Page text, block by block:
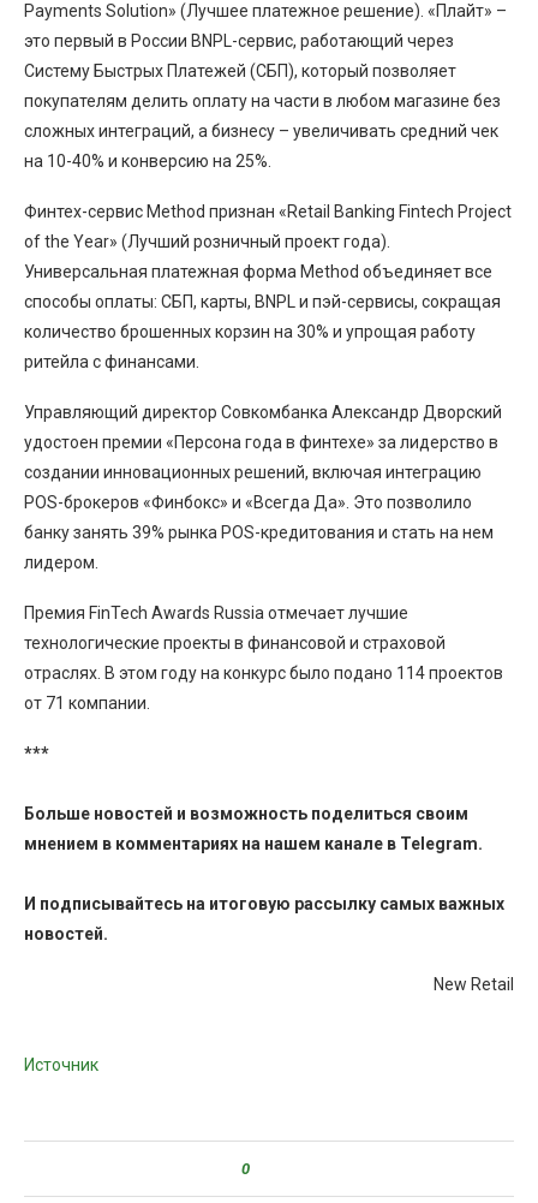
Payments Solution» (Лучшее платежное решение). «Плайт» –
это первый в России BNPL-сервис, работающий через
Систему Быстрых Платежей (СБП), который позволяет
покупателям делить оплату на части в любом магазине без
сложных интеграций, а бизнесу – увеличивать средний чек
на 10-40% и конверсию на 25%.
Финтех-сервис Method признан «Retail Banking Fintech Project
of the Year» (Лучший розничный проект года).
Универсальная платежная форма Method объединяет все
способы оплаты: СБП, карты, BNPL и пэй-сервисы, сокращая
количество брошенных корзин на 30% и упрощая работу
ритейла с финансами.
Управляющий директор Совкомбанка Александр Дворский
удостоен премии «Персона года в финтехе» за лидерство в
создании инновационных решений, включая интеграцию
POS-брокеров «Финбокс» и «Всегда Да». Это позволило
банку занять 39% рынка POS-кредитования и стать на нем
лидером.
Премия FinTech Awards Russia отмечает лучшие
технологические проекты в финансовой и страховой
отраслях. В этом году на конкурс было подано 114 проектов
от 71 компании.
***
Больше новостей и возможность поделиться своим
мнением в комментариях на нашем канале в Telegram.
И подписывайтесь на итоговую рассылку самых важных
новостей.
New Retail
Источник
0